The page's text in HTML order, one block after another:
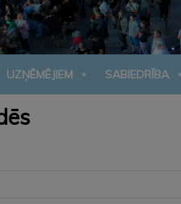
UZŅĒMĒJIEM SABIEDRĪBA